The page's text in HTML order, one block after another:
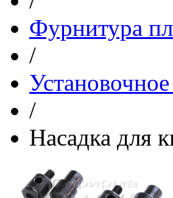
Фурнитура
/
/
Насадка для